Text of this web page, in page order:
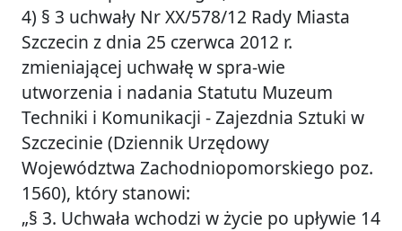
4) § 3 uchwały Nr XX/578/12 Rady Miasta
Szczecin z dnia 25 czerwca 2012 r.
zmieniającej uchwałę w spra-wie
utworzenia i nadania Statutu Muzeum
Techniki i Komunikacji - Zajezdnia Sztuki w
Szczecinie (Dziennik Urzędowy
Województwa Zachodniopomorskiego poz.
1560), który stanowi:
„§ 3. Uchwała wchodzi w życie po upływie 14